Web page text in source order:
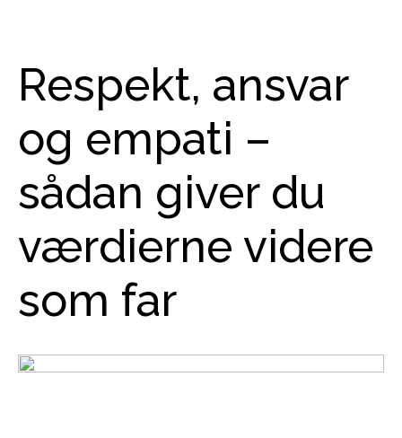
Respekt, ansvar
og empati –
sådan giver du
værdierne videre
som far